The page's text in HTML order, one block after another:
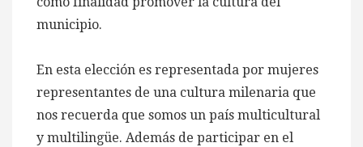
municipio.
En esta elección es representada por mujeres
representantes de una cultura milenaria que
nos recuerda que somos un país multicultural
y multilingüe. Además de participar en el